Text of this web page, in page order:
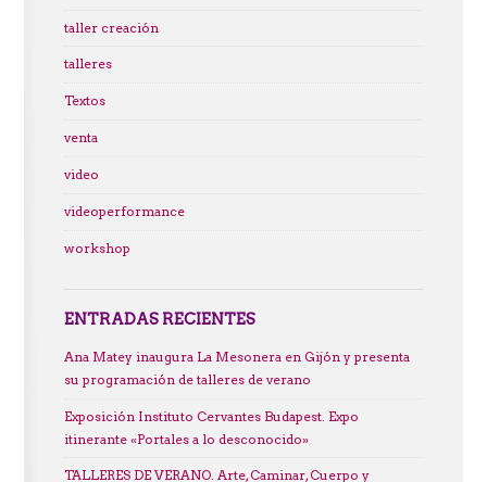
taller creación
talleres
Textos
venta
video
videoperformance
workshop
ENTRADAS RECIENTES
Ana Matey inaugura La Mesonera en Gijón y presenta
su programación de talleres de verano
Exposición Instituto Cervantes Budapest. Expo
itinerante «Portales a lo desconocido»
TALLERES DE VERANO. Arte, Caminar, Cuerpo y